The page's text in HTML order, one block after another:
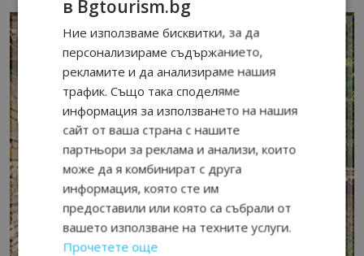
в Bgtourism.bg
Ние използваме бисквитки, за да
персонализираме съдържанието,
рекламите и да анализираме нашия
трафик. Също така споделяме
информация за използването на нашия
сайт от ваша страна с нашите
партньори за реклама и анализи, които
може да я комбинират с друга
информация, която сте им
предоставили или която са събрали от
вашето използване на техните услуги.
Прочетете още